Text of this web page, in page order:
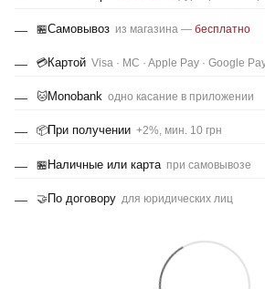
🏪Самовывоз из магазина — бесплатно
💳Картой Visa · MC · Apple Pay · Google
🐱Monobank одно касание в приложении
📦При получении +2%, мин. 10 грн
🏪Наличные или карта при самовывозе
🤝По договору для юридических лиц